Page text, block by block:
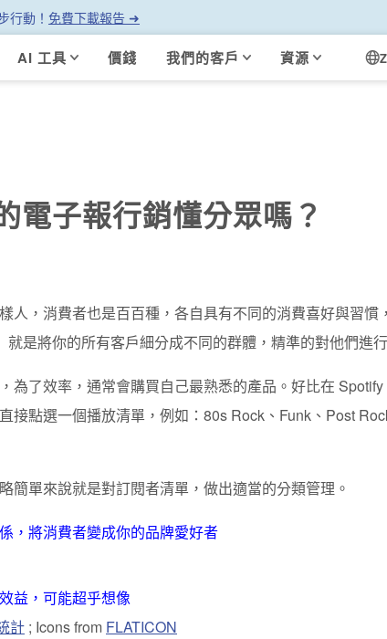
行動！ 免費下載報告 ➜
AI 工具 價錢 我們的客戶 資源
電子報行銷懂分眾嗎？
人，消費者也是百百種，各自具有不同的消費喜好與習慣
是將你的所有客戶細分成不同的群體，精準的對他們進
為了效率，通常會購買自己最熟悉的產品。 好比在
接點選一個播放清單，例如：80s Rock、Funk、 Post
簡單來說就是對訂閱者清單，做出適當的分類管理。
，將消費者變成你的品牌愛好者
益，可能超乎想像
計 ; Icons from FLATICON